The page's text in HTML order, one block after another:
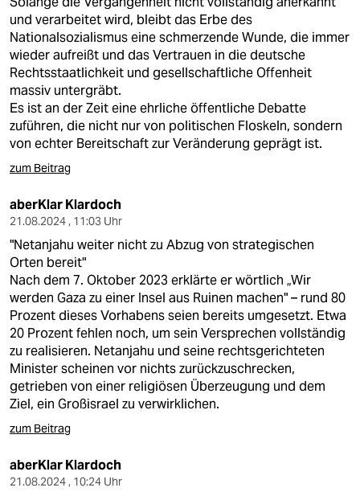
und verarbeitet wird, bleibt das Erbe des
Nationalsozialismus eine schmerzende Wunde, die immer
wieder aufreißt und das Vertrauen in die deutsche
Rechtsstaatlichkeit und gesellschaftliche Offenheit
massiv untergräbt.
Es ist an der Zeit eine ehrliche öffentliche Debatte
zuführen, die nicht nur von politischen Floskeln, sondern
von echter Bereitschaft zur Veränderung geprägt ist.
zum Beitrag
aberKlar Klardoch
21.08.2024 , 11:03 Uhr
"Netanjahu weiter nicht zu Abzug von strategischen
Orten bereit"
Nach dem 7. Oktober 2023 erklärte er wörtlich „Wir
werden Gaza zu einer Insel aus Ruinen machen" – rund 80
Prozent dieses Vorhabens seien bereits umgesetzt. Etwa
20 Prozent fehlen noch, um sein Versprechen vollständig
zu realisieren. Netanjahu und seine rechtsgerichteten
Minister scheinen vor nichts zurückzuschrecken,
getrieben von einer religiösen Überzeugung und dem
Ziel, ein Großisrael zu verwirklichen.
zum Beitrag
aberKlar Klardoch
21.08.2024 , 10:24 Uhr